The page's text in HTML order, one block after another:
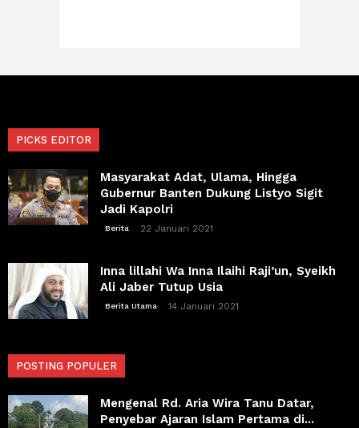
PICKS EDITOR
Masyarakat Adat, Ulama, Hingga
Gubernur Banten Dukung Listyo Sigit
Jadi Kapolri
Berita 22 Januari 2021
Inna lillahi Wa Inna Ilaihi Raji’un, Syeikh
Ali Jaber Tutup Usia
Berita Utama 14 Januari 2021
POSTING POPULER
Mengenal Rd. Aria Wira Tanu Datar,
Penyebar Ajaran Islam Pertama di...